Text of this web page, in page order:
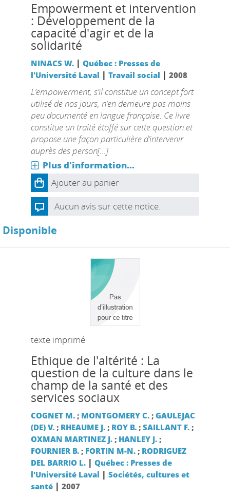
Empowerment et intervention
: Développement de la
capacité d'agir et de la
solidarité
NINACS W. | Québec : Presses de
l'Université Laval | Travail social | 2008
L’empowerment, s’il constitue un concept fort
utilisé de nos jours, n’en demeure pas moins
peu documenté en langue française. Ce livre
constitue un traité étoffé sur cette question et
propose une façon particulière d’intervenir
auprès des person[...]
Plus d'information...
Ajouter au panier
Aucun avis sur cette notice.
Disponible
texte imprimé
Ethique de l'altérité : La
question de la culture dans le
champ de la santé et des
services sociaux
COGNET M.; MONTGOMERY C.; GAULEJAC
(DE) V.; RHEAUME J.; ROY B.; SAILLANT F.;
OXMAN MARTINEZ J.; HANLEY J.;
FOURNIER B.; FORTIN M-N.; RODRIGUEZ
DEL BARRIO L. | Québec : Presses de
l'Université Laval | Sociétés, cultures et
santé| 2007